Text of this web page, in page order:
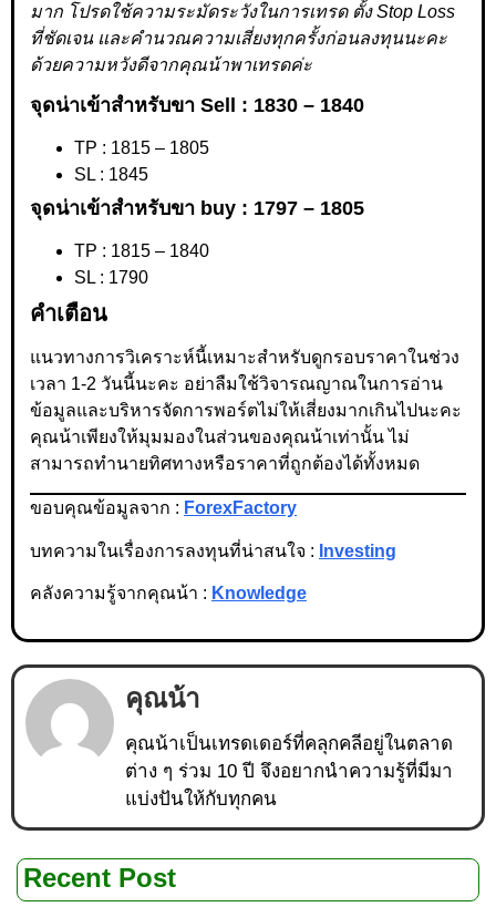
มาก โปรดใช้ความระมัดระวังในการเทรด ตั้ง Stop Loss
ที่ชัดเจน และคำนวณความเสี่ยงทุกครั้งก่อนลงทุนนะคะ
ด้วยความหวังดีจากคุณน้าพาเทรดค่ะ
จุดน่าเข้าสำหรับขา Sell : 1830 – 1840
TP : 1815 – 1805
SL : 1845
จุดน่าเข้าสำหรับขา buy : 1797 – 1805
TP : 1815 – 1840
SL : 1790
คำเตือน
แนวทางการวิเคราะห์นี้เหมาะสำหรับดูกรอบราคาในช่วง
เวลา 1-2 วันนี้นะคะ อย่าลืมใช้วิจารณญาณในการอ่าน
ข้อมูลและบริหารจัดการพอร์ตไม่ให้เสี่ยงมากเกินไปนะคะ
คุณน้าเพียงให้มุมมองในส่วนของคุณน้าเท่านั้น ไม่
สามารถทำนายทิศทางหรือราคาที่ถูกต้องได้ทั้งหมด
ขอบคุณข้อมูลจาก : ForexFactory
บทความในเรื่องการลงทุนที่น่าสนใจ : Investing
คลังความรู้จากคุณน้า : Knowledge
คุณน้า
คุณน้าเป็นเทรดเดอร์ที่คลุกคลีอยู่ในตลาด
ต่าง ๆ ร่วม 10 ปี จึงอยากนำความรู้ที่มีมา
แบ่งปันให้กับทุกคน
Recent Post